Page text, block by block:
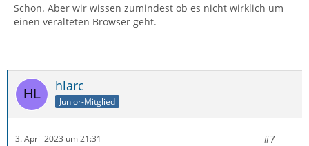
Schon. Aber wir wissen zumindest ob es nicht wirklich um
einen veralteten Browser geht.
hlarc
Junior-Mitglied
3. April 2023 um 21:31 #7